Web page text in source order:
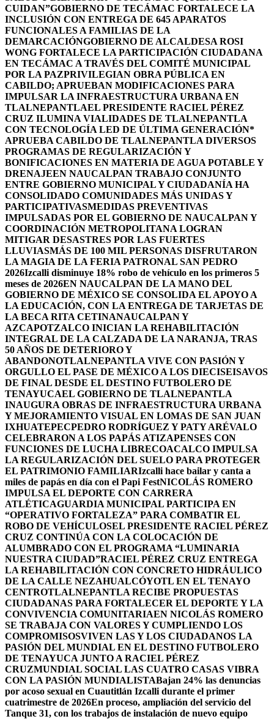
CUIDAN”GOBIERNO DE TECÁMAC FORTALECE LA
INCLUSIÓN CON ENTREGA DE 645 APARATOS
FUNCIONALES A FAMILIAS DE LA
DEMARCACIÓNGOBIERNO DE ALCALDESA ROSI
WONG FORTALECE LA PARTICIPACIÓN CIUDADANA
EN TECÁMAC A TRAVÉS DEL COMITÉ MUNICIPAL
POR LA PAZPRIVILEGIAN OBRA PÚBLICA EN
CABILDO; APRUEBAN MODIFICACIONES PARA
IMPULSAR LA INFRAESTRUCTURA URBANA EN
TLALNEPANTLAEL PRESIDENTE RACIEL PÉREZ
CRUZ ILUMINA VIALIDADES DE TLALNEPANTLA
CON TECNOLOGÍA LED DE ÚLTIMA GENERACIÓN*
APRUEBA CABILDO DE TLALNEPANTLA DIVERSOS
PROGRAMAS DE REGULARIZACIÓN Y
BONIFICACIONES EN MATERIA DE AGUA POTABLE Y
DRENAJEEN NAUCALPAN TRABAJO CONJUNTO
ENTRE GOBIERNO MUNICIPAL Y CIUDADANÍA HA
CONSOLIDADO COMUNIDADES MÁS UNIDAS Y
PARTICIPATIVASMEDIDAS PREVENTIVAS
IMPULSADAS POR EL GOBIERNO DE NAUCALPAN Y
COORDINACIÓN METROPOLITANA LOGRAN
MITIGAR DESASTRES POR LAS FUERTES
LLUVIASMÁS DE 100 MIL PERSONAS DISFRUTARON
LA MAGIA DE LA FERIA PATRONAL SAN PEDRO
2026Izcalli disminuye 18% robo de vehículo en los primeros 5
meses de 2026EN NAUCALPAN DE LA MANO DEL
GOBIERNO DE MÉXICO SE CONSOLIDA EL APOYO A
LA EDUCACIÓN, CON LA ENTREGA DE TARJETAS DE
LA BECA RITA CETINANAUCALPAN Y
AZCAPOTZALCO INICIAN LA REHABILITACIÓN
INTEGRAL DE LA CALZADA DE LA NARANJA, TRAS
50 AÑOS DE DETERIORO Y
ABANDONOTLALNEPANTLA VIVE CON PASIÓN Y
ORGULLO EL PASE DE MÉXICO A LOS DIECISEISAVOS
DE FINAL DESDE EL DESTINO FUTBOLERO DE
TENAYUCAEL GOBIERNO DE TLALNEPANTLA
INAUGURA OBRAS DE INFRAESTRUCTURA URBANA
Y MEJORAMIENTO VISUAL EN LOMAS DE SAN JUAN
IXHUATEPECPEDRO RODRÍGUEZ Y PATY ARÉVALO
CELEBRARON A LOS PAPÁS ATIZAPENSES CON
FUNCIONES DE LUCHA LIBRECOACALCO IMPULSA
LA REGULARIZACIÓN DEL SUELO PARA PROTEGER
EL PATRIMONIO FAMILIARIzcalli hace bailar y canta a
miles de papás en día con el Papi FestNICOLÁS ROMERO
IMPULSA EL DEPORTE CON CARRERA
ATLÉTICAGUARDIA MUNICIPAL PARTICIPA EN
“OPERATIVO FORTALEZA” PARA COMBATIR EL
ROBO DE VEHÍCULOSEL PRESIDENTE RACIEL PÉREZ
CRUZ CONTINÚA CON LA COLOCACIÓN DE
ALUMBRADO CON EL PROGRAMA “LUMINARIA
NUESTRA CIUDAD”RACIEL PÉREZ CRUZ ENTREGA
LA REHABILITACIÓN CON CONCRETO HIDRÁULICO
DE LA CALLE NEZAHUALCÓYOTL EN EL TENAYO
CENTROTLALNEPANTLA RECIBE PROPUESTAS
CIUDADANAS PARA FORTALECER EL DEPORTE Y LA
CONVIVENCIA COMUNITARIAEN NICOLÁS ROMERO
SE TRABAJA CON VALORES Y CUMPLIENDO LOS
COMPROMISOSVIVEN LAS Y LOS CIUDADANOS LA
PASIÓN DEL MUNDIAL EN EL DESTINO FUTBOLERO
DE TENAYUCA JUNTO A RACIEL PÉREZ
CRUZMUNDIAL SOCIAL LAS CUATRO CASAS VIBRA
CON LA PASIÓN MUNDIALISTABajan 24% las denuncias
por acoso sexual en Cuautitlán Izcalli durante el primer
cuatrimestre de 2026En proceso, ampliación del servicio del
Tanque 31, con los trabajos de instalación de nuevo equipo